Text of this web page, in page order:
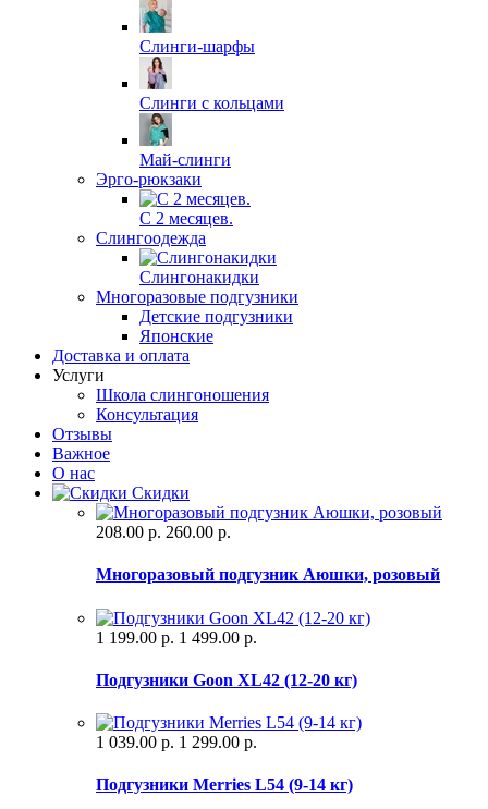
Слинги-шарфы
Слинги с кольцами
Май-слинги
Эрго-рюкзаки
С 2 месяцев.
Слингоодежда
Слингонакидки
Многоразовые подгузники
Детские подгузники
Японские
Доставка и оплата
Услуги
Школа слингоношения
Консультация
Отзывы
Важное
О нас
Скидки
208.00 р. 260.00 р.
Многоразовый подгузник Аюшки, розовый
1 199.00 р. 1 499.00 р.
Подгузники Goon XL42 (12-20 кг)
1 039.00 р. 1 299.00 р.
Подгузники Merries L54 (9-14 кг)